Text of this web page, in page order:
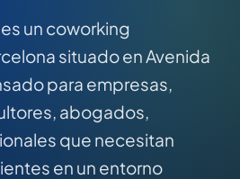
un coworking
situado en Avenida
para empresas,
abogados,
que necesitan
en un entorno